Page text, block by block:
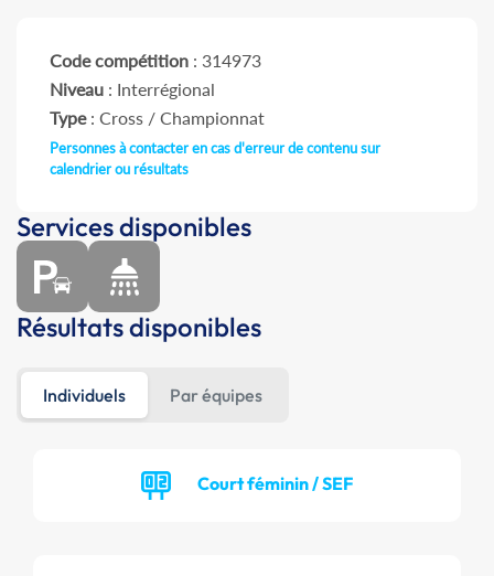
Code compétition : 314973
Niveau : Interrégional
Type: Cross / Championnat
Personnes à contacter en cas d'erreur de contenu sur
calendrier ou résultats
Services disponibles
Résultats disponibles
Individuels Par équipes
Court féminin / SEF